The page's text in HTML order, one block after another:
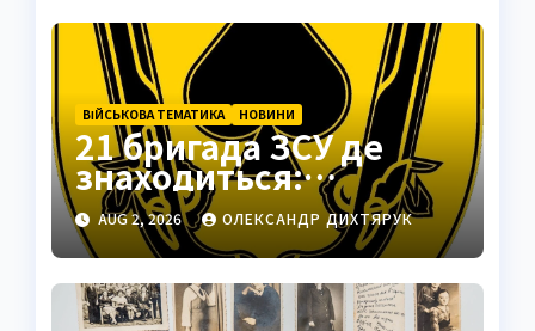
ВІЙСЬКОВА ТЕМАТИКА НОВИНИ
21 бригада ЗСУ де
знаходиться:
Подільськ як
стратегічний центр
AUG 2, 2026 ОЛЕКСАНДР ДИХТЯРУК